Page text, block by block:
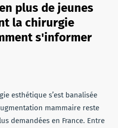
plus de jeunes
la chirurgie
s'informer
esthétique s’est banalisée
mammaire reste
demandées en France. Entre